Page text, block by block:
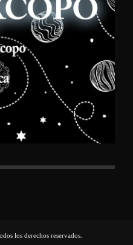
los derechos reservados.